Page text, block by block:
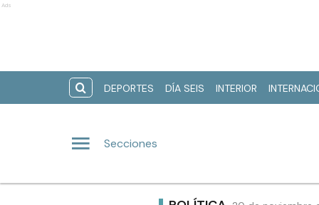
Ads
DEPORTES DÍA SEIS INTERIOR
Secciones